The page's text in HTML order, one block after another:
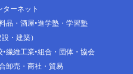
ーネット
品・酒屋 進学塾・学習塾
・建築）
繊維工業 組合・団体・協会
卸売・商社・貿易